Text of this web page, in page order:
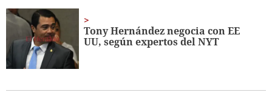
Tony Hernández negocia con EE
UU, según expertos del NYT